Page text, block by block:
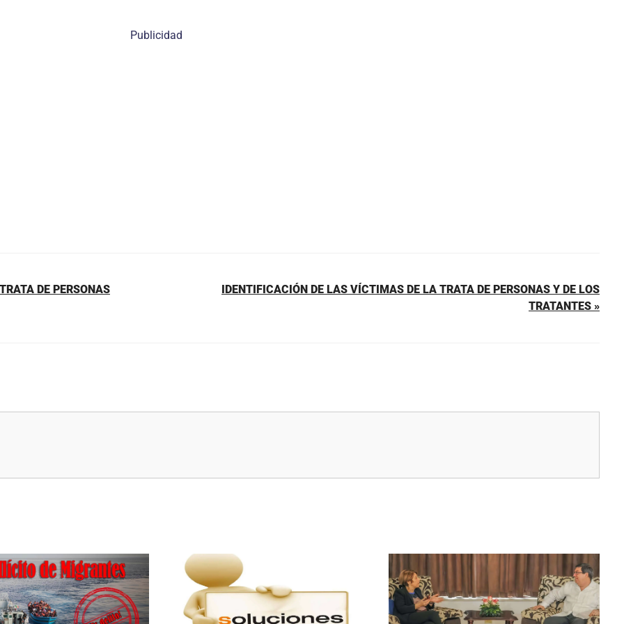
Publicidad
DE PERSONAS
IDENTIFICACIÓN DE LAS VÍCTIMAS DE LA TRATA DE PERSONAS Y DE LOS
TRATANTES »